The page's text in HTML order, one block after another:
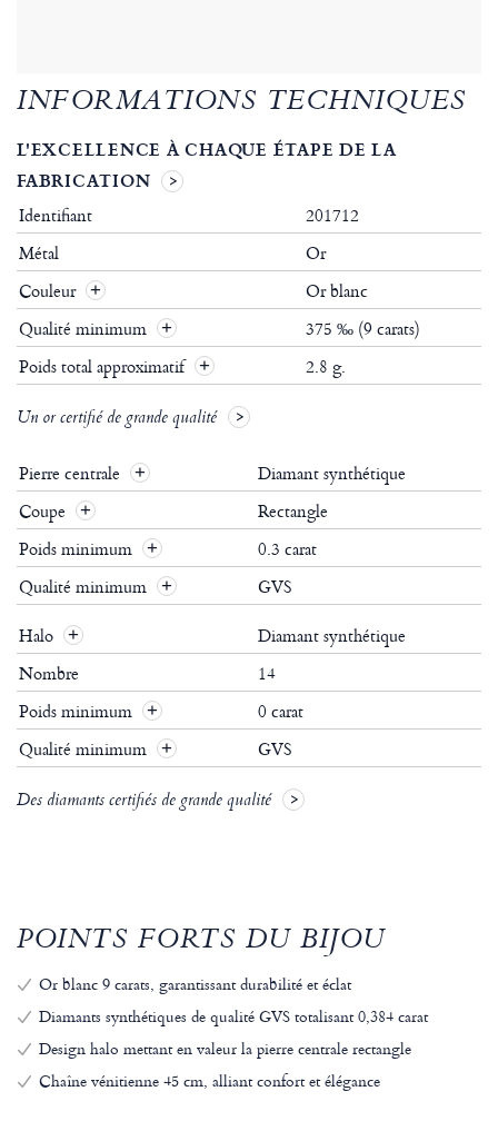
INFORMATIONS TECHNIQUES
L'EXCELLENCE À CHAQUE ÉTAPE DE LA
FABRICATION
Identifiant
201712
Métal
Or
Couleur
Or blanc
Qualité minimum
375 ‰ (9 carats)
Poids total approximatif
2.8 g.
Un or certifié de grande qualité
Pierre centrale
Diamant synthétique
Coupe
Rectangle
Poids minimum
0.3 carat
Qualité minimum
GVS
Halo
Diamant synthétique
Nombre
14
Poids minimum
0 carat
Qualité minimum
GVS
Des diamants certifiés de grande qualité
POINTS FORTS DU BIJOU
Or blanc 9 carats, garantissant durabilité et éclat
Diamants synthétiques de qualité GVS totalisant 0,384 carat
Design halo mettant en valeur la pierre centrale rectangle
Chaîne vénitienne 45 cm, alliant confort et élégance